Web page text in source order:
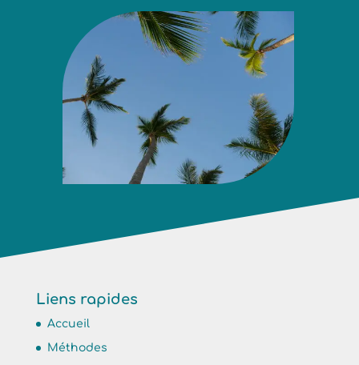
Liens rapides
Accueil
Méthodes